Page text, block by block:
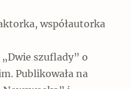
i cementu na lądzie
współautorka
„Dwie szuflady” o
Publikowała na